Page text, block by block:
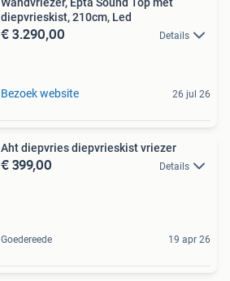
diepvrieskist, 210cm, Led
€ 3.290,00 Details
Bezoek website 26 jul 26
Aht diepvries diepvrieskist vriezer
€ 399,00 Details
Goedereede 19 apr 26